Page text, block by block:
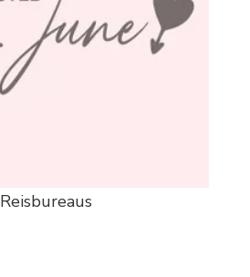
Reisbureaus